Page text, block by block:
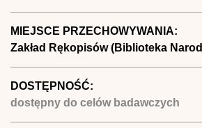
MIEJSCE PRZECHOWYWANIA:
Zakład Rękopisów (Biblioteka
DOSTĘPNOŚĆ:
dostępny do celów badawczych